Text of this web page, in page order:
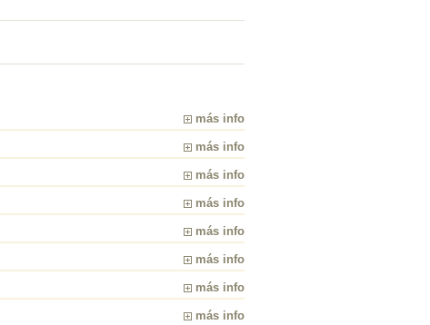
más info
más info
más info
más info
más info
más info
más info
más info